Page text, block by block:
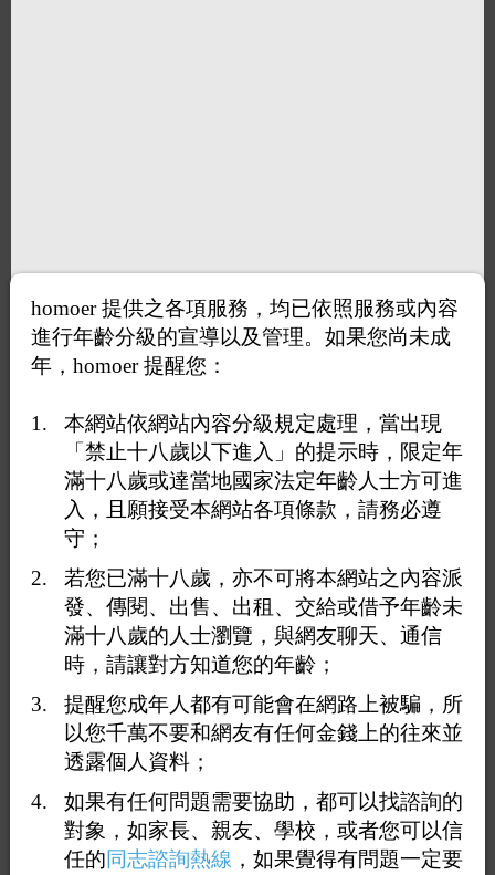
<< 1 2 3 4 5 ... 7 >>
homoer 提供之各項服務，均已依照服務或內容
進行年齡分級的宣導以及管理。如果您尚未成
年，homoer 提醒您：
本網站依網站內容分級規定處理，當出現
「禁止十八歲以下進入」的提示時，限定年
滿十八歲或達當地國家法定年齡人士方可進
入，且願接受本網站各項條款，請務必遵
守；
若您已滿十八歲，亦不可將本網站之內容派
發、傳閱、出售、出租、交給或借予年齡未
滿十八歲的人士瀏覽，與網友聊天、通信
時，請讓對方知道您的年齡；
提醒您成年人都有可能會在網路上被騙，所
以您千萬不要和網友有任何金錢上的往來並
透露個人資料；
如果有任何問題需要協助，都可以找諮詢的
對象，如家長、親友、學校，或者您可以信
任的同志諮詢熱線 ，如果覺得有問題一定要